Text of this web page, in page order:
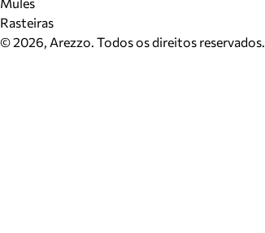
Rasteiras
©2026, Arezzo. Todos os direitos reservados.